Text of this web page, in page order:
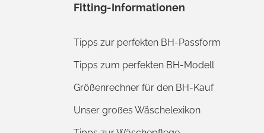
Fitting-Informationen
Tipps zur perfekten BH-Passform
Tipps zum perfekten BH-Modell
Größenrechner für den BH-Kauf
Unser großes Wäschelexikon